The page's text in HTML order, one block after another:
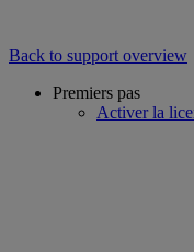
Back to support overview
Premiers pas
Activer la